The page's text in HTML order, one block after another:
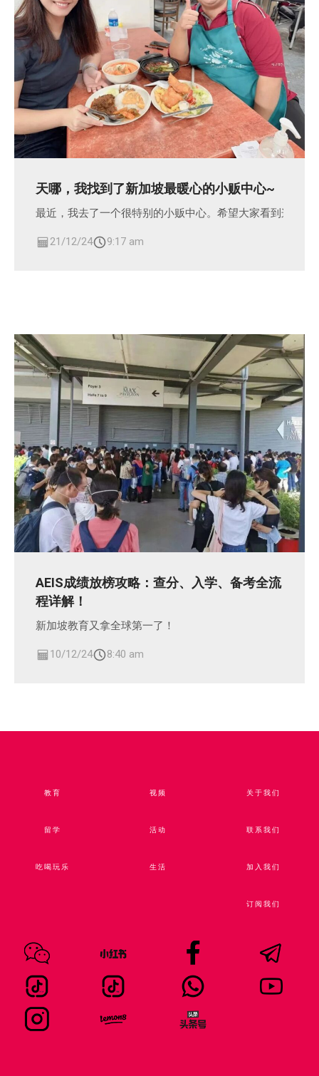
天哪，我找到了新加坡最暖心的小贩中心~
最近，我去了一个很特别的小贩中心。希望大家看到这篇
21/12/24 9:17 am
AEIS成绩放榜攻略：查分、入学、备考全流
程详解！
新加坡教育又拿全球第一了！
10/12/24 8:40 am
教育
留学
吃喝玩乐
视频​
活动
生活
关于我们
联系我们
加入我们
订阅我们